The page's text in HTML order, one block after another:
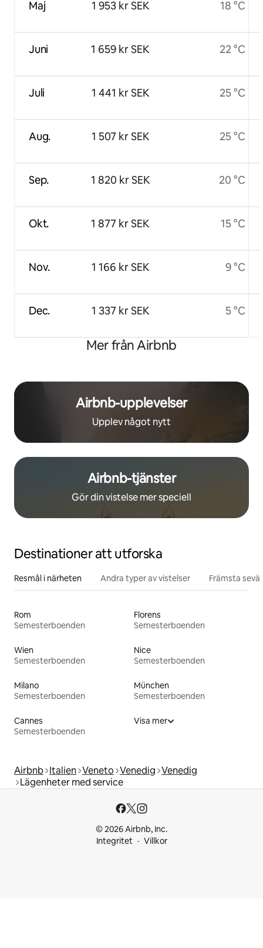
Maj
Juni
Juli
Aug.
Sep.
Okt.
Nov.
Dec.
1 953 kr SEK
1 659 kr SEK
1 441 kr SEK
1 507 kr SEK
1 820 kr SEK
1 877 kr SEK
1 166 kr SEK
1 337 kr SEK
18 °C
22 °C
25 °C
25 °C
20 °C
15 °C
9 °C
5 °C
Mer från Airbnb
Airbnb-upplevelser
Upplev något nytt
Airbnb-tjänster
Gör din vistelse mer speciell
Destinationer att utforska
Resmål i närheten Andra typer av vistelser Främsta
Rom
Semesterboenden
Florens
Semesterboenden
Wien
Semesterboenden
Nice
Semesterboenden
Milano
Semesterboenden
München
Semesterboenden
Cannes
Semesterboenden
Visa mer
Airbnb Italien Veneto Venedig Venedig
Lägenheter med service
© 2026 Airbnb, Inc.
Integritet
Villkor